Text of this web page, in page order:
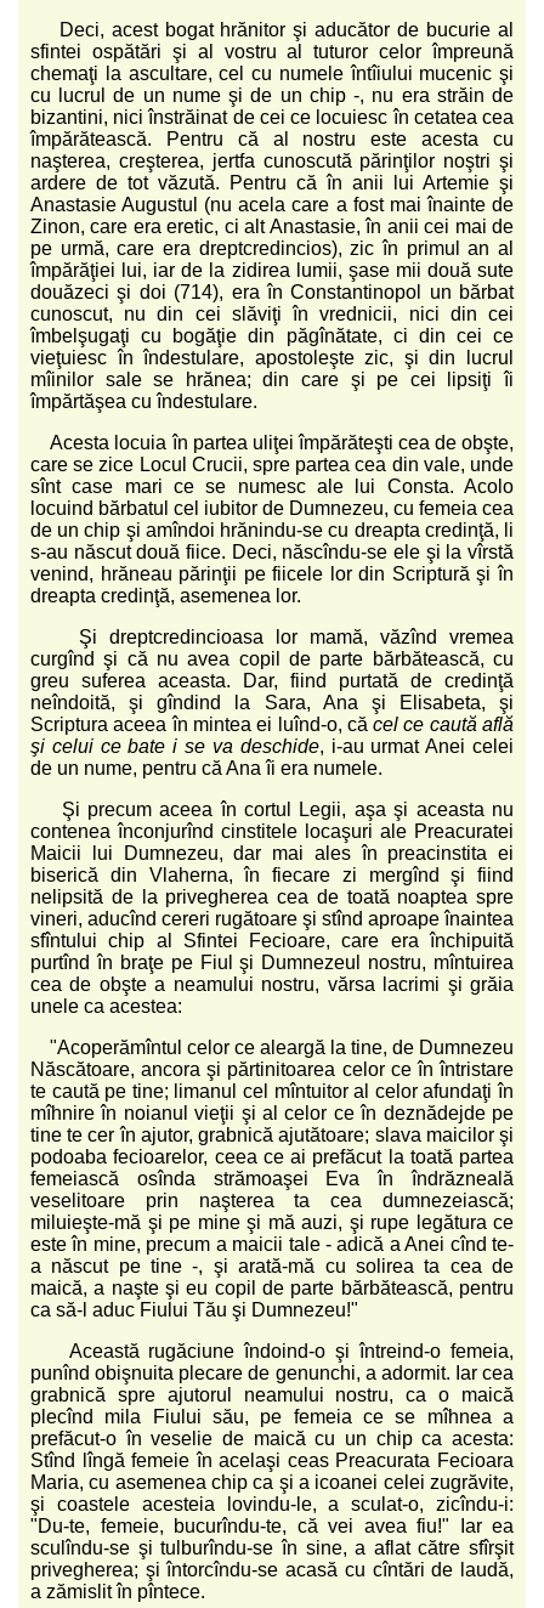
Deci, acest bogat hrănitor şi aducător de bucurie al
sfintei ospătări şi al vostru al tuturor celor împreună
chemaţi la ascultare, cel cu numele întîiului mucenic şi
cu lucrul de un nume şi de un chip -, nu era străin de
bizantini, nici înstrăinat de cei ce locuiesc în cetatea cea
împărătească. Pentru că al nostru este acesta cu
naşterea, creşterea, jertfa cunoscută părinţilor noştri şi
ardere de tot văzută. Pentru că în anii lui Artemie şi
Anastasie Augustul (nu acela care a fost mai înainte de
Zinon, care era eretic, ci alt Anastasie, în anii cei mai de
pe urmă, care era dreptcredincios), zic în primul an al
împărăţiei lui, iar de la zidirea lumii, şase mii două sute
douăzeci şi doi (714), era în Constantinopol un bărbat
cunoscut, nu din cei slăviţi în vrednicii, nici din cei
îmbelşugaţi cu bogăţie din păgînătate, ci din cei ce
vieţuiesc în îndestulare, apostoleşte zic, şi din lucrul
mîinilor sale se hrănea; din care şi pe cei lipsiţi îi
împărtăşea cu îndestulare.
Acesta locuia în partea uliţei împărăteşti cea de obşte,
care se zice Locul Crucii, spre partea cea din vale, unde
sînt case mari ce se numesc ale lui Consta. Acolo
locuind bărbatul cel iubitor de Dumnezeu, cu femeia cea
de un chip şi amîndoi hrănindu-se cu dreapta credinţă, li
s-au născut două fiice. Deci, născîndu-se ele şi la vîrstă
venind, hrăneau părinţii pe fiicele lor din Scriptură şi în
dreapta credinţă, asemenea lor.
Şi dreptcredincioasa lor mamă, văzînd vremea
curgînd şi că nu avea copil de parte bărbătească, cu
greu suferea aceasta. Dar, fiind purtată de credinţă
neîndoită, şi gîndind la Sara, Ana şi Elisabeta, şi
Scriptura aceea în mintea ei luînd-o, căcel ce caută află
şi celui ce bate i se va deschide, i-au urmat Anei celei
de un nume, pentru că Ana îi era numele.
Şi precum aceea în cortul Legii, aşa şi aceasta nu
contenea înconjurînd cinstitele locaşuri ale Preacuratei
Maicii lui Dumnezeu, dar mai ales în preacinstita ei
biserică din Vlaherna, în fiecare zi mergînd şi fiind
nelipsită de la privegherea cea de toată noaptea spre
vineri, aducînd cereri rugătoare şi stînd aproape înaintea
sfîntului chip al Sfintei Fecioare, care era închipuită
purtînd în braţe pe Fiul şi Dumnezeul nostru, mîntuirea
cea de obşte a neamului nostru, vărsa lacrimi şi grăia
unele ca acestea:
"Acoperămîntul celor ce aleargă la tine, de Dumnezeu
Născătoare, ancora şi părtinitoarea celor ce în întristare
te caută pe tine; limanul cel mîntuitor al celor afundaţi în
mîhnire în noianul vieţii şi al celor ce în deznădejde pe
tine te cer în ajutor, grabnică ajutătoare; slava maicilor şi
podoaba fecioarelor, ceea ce ai prefăcut la toată partea
femeiască osînda strămoaşei Eva în îndrăzneală
veselitoare prin naşterea ta cea dumnezeiască;
miluieşte-mă şi pe mine şi mă auzi, şi rupe legătura ce
este în mine, precum a maicii tale - adică a Anei cînd te-
a născut pe tine -, şi arată-mă cu solirea ta cea de
maică, a naşte şi eu copil de parte bărbătească, pentru
ca să-l aduc Fiului Tău şi Dumnezeu!"
Această rugăciune îndoind-o şi întreind-o femeia,
punînd obişnuita plecare de genunchi, a adormit. Iar cea
grabnică spre ajutorul neamului nostru, ca o maică
plecînd mila Fiului său, pe femeia ce se mîhnea a
prefăcut-o în veselie de maică cu un chip ca acesta:
Stînd lîngă femeie în acelaşi ceas Preacurata Fecioara
Maria, cu asemenea chip ca şi a icoanei celei zugrăvite,
şi coastele acesteia lovindu-le, a sculat-o, zicîndu-i:
"Du-te, femeie, bucurîndu-te, că vei avea fiu!" Iar ea
sculîndu-se şi tulburîndu-se în sine, a aflat către sfîrşit
privegherea; şi întorcîndu-se acasă cu cîntări de laudă,
a zămislit în pîntece.